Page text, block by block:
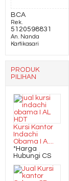
BCA
Rek.
5120598831
An. Nanda
Kartikasari
PRODUK
PILIHAN
Kursi Kantor
Indachi
Obama I A....
*Harga
Hubungi CS